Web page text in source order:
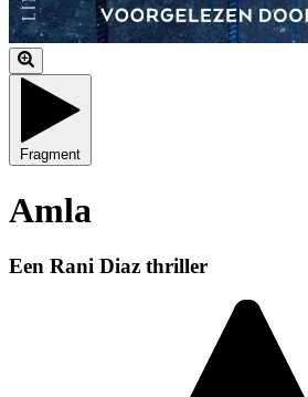
Fragment
Amla
Een Rani Diaz thriller